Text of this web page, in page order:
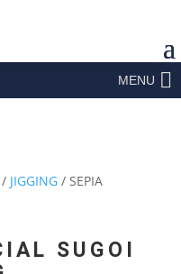
MENU
JIGGING/ SEPIA
SUGOI